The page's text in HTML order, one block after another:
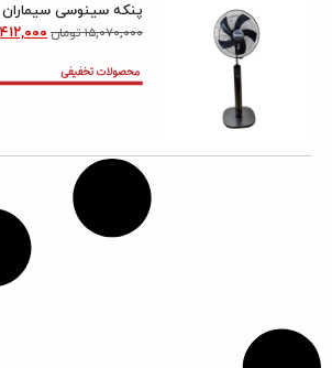
پنکه سینوسی سیماران مدل 4005
۱۵,۰۷۰,۰۰۰ تومان۱۳,۴۱۲,۰۰۰ تومان